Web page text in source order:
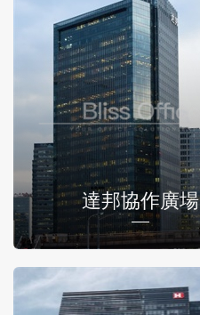
達邦協作廣場